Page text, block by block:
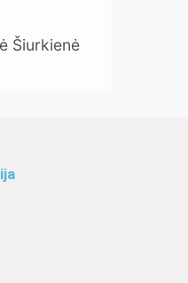
Šiurkienė